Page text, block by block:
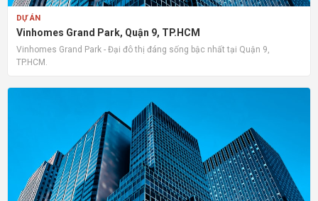
DỰ ÁN
Vinhomes Grand Park, Quận 9, TP.HCM
Vinhomes Grand Park - Đại đô thị đáng sống bậc nhất tại Quận 9,
TP.HCM.